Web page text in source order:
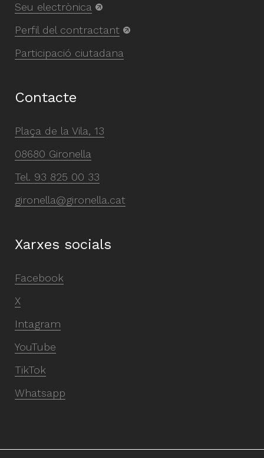
Seu electrònica
Perfil del contractant
Participació ciutadana
Contacte
Plaça de la Vila, 13
08680 Gironella
Tel. 93 825 00 33
gironella@gironella.cat
Xarxes socials
Facebook
X
Intagram
YouTube
TikTok
Whatsapp